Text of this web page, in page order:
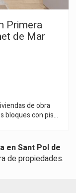
Primera
de Mar
de obra
bloques con pisos
constructiva se
Viviendas
y
en Sant Pol de
de propiedades.